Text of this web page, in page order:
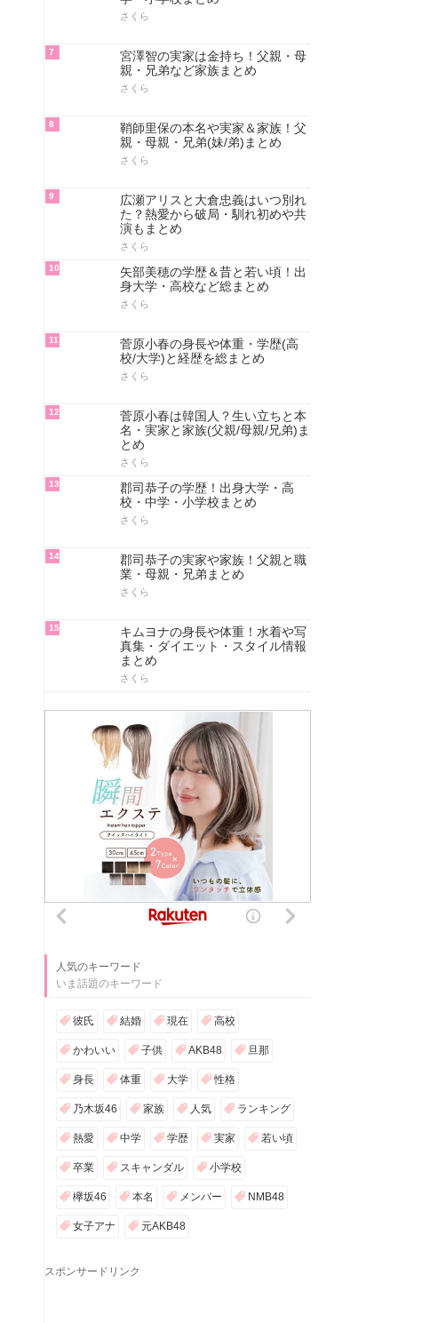
さくら
7
宮澤智の実家は金持ち！父親・母
親・兄弟など家族まとめ
さくら
8
鞘師里保の本名や実家＆家族！父
親・母親・兄弟(妹/弟)まとめ
さくら
9
広瀬アリスと大倉忠義はいつ別れ
た？熱愛から破局・馴れ初めや共
演もまとめ
さくら
10
矢部美穂の学歴＆昔と若い頃！出
身大学・高校など総まとめ
さくら
11
菅原小春の身長や体重・学歴(高
校/大学)と経歴を総まとめ
さくら
12
菅原小春は韓国人？生い立ちと本
名・実家と家族(父親/母親/兄弟)ま
とめ
さくら
13
郡司恭子の学歴！出身大学・高
校・中学・小学校まとめ
さくら
14
郡司恭子の実家や家族！父親と職
業・母親・兄弟まとめ
さくら
15
キムヨナの身長や体重！水着や写
真集・ダイエット・スタイル情報
まとめ
さくら
人気のキーワード
いま話題のキーワード
彼氏 結婚 現在 高校
かわいい 子供 AKB48 旦那
身長 体重 大学 性格
乃木坂46 家族 人気 ランキング
熱愛 中学 学歴 実家 若い頃
卒業 スキャンダル 小学校
欅坂46 本名 メンバー NMB48
女子アナ 元AKB48
スポンサードリンク